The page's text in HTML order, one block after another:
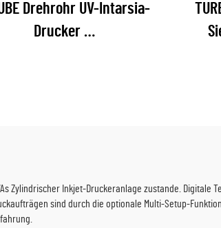
Drehrohr UV-Intarsia-
Drucker
Zylindrischer Inkjet-Druckeranlage zustande.
sind durch die optionale Multi-Setup-